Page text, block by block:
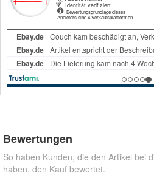
Bewertungen
So haben Kunden, die den Artikel bei
haben, den Kauf bewertet.